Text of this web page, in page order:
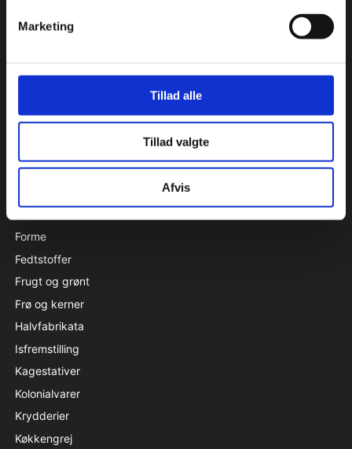
Marketing
Tillad alle
Tillad valgte
Afvis
Aromastoffer
Beklædning - handsker, kokkehuer m.m.
Chokolade
Emballage & specialproduceret emballage
Forme
Fedtstoffer
Frugt og grønt
Frø og kerner
Halvfabrikata
Isfremstilling
Kagestativer
Kolonialvarer
Krydderier
Køkkengrej